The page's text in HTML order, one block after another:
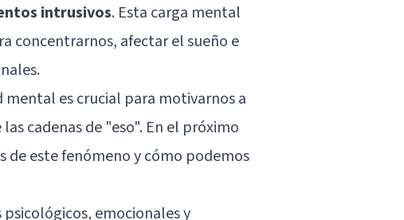
intrusivos. Esta carga mental
concentrarnos, afectar el sueño e
es crucial para motivarnos a
cadenas de "eso". En el próximo
este fenómeno y cómo podemos
psicológicos, emocionales y